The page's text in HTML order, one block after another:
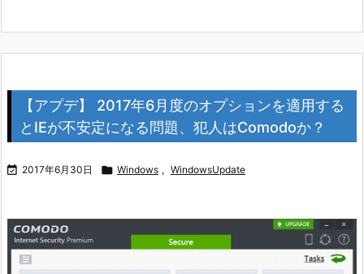
【アプデ】 2017年6月度のオプションを適用する
とIEが不安定になる問題、犯人はComodoか？
 2017年6月30日  Windows , WindowsUpdate